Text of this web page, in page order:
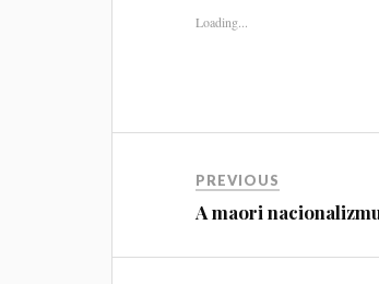
Loading...
PREVIOUS
A maori